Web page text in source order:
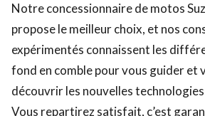
Notre concessionnaire de motos
propose le meilleur choix, et nos
expérimentés connaissent les
fond en comble pour vous guider et
découvrir les nouvelles
Vous repartirez satisfait, c’est